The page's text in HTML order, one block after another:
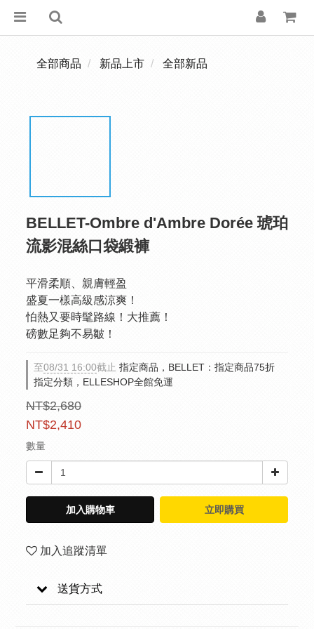
全部商品 新品上市 全部新品
BELLET-Ombre d'Ambre Dorée 琥珀
流影混絲口袋緞褲
平滑柔順、親膚輕盈
盛夏一樣高級感涼爽！
怕熱又要時髦路線！大推薦！
磅數足夠不易皺！
至08/31 16:00截止 指定商品，BELLET：指定商品75折
指定分類，ELLESHOP全館免運
NT$2,680
NT$2,410
數量
加入購物車 立即購買
加入追蹤清單
送貨方式